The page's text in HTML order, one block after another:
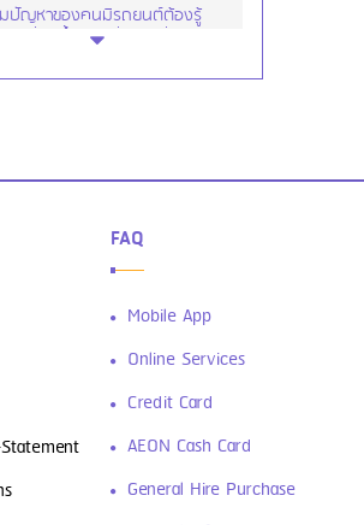
ปัญหาของคนมีรถยนต์ต้องรู้
เปลี่ยนน้ำมันเครื่อง เปลี่ยนยาง
ลดฟรี! 4 แอปการเงินที่ต้องมีติด
FAQ
Mobile App
Online Services
Credit Card
AEON Cash Card
General Hire Purchase